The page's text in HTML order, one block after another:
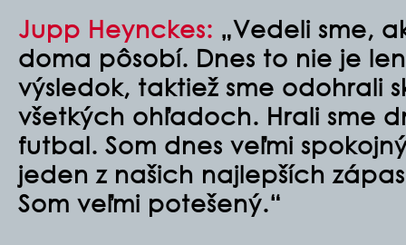
Jupp Heynckes: „Vedeli sme,
doma pôsobí. Dnes to nie je
výsledok, taktiež sme odohrali
všetkých ohľadoch. Hrali sme
futbal. Som dnes veľmi
jeden z našich najlepších
Som veľmi potešený.“